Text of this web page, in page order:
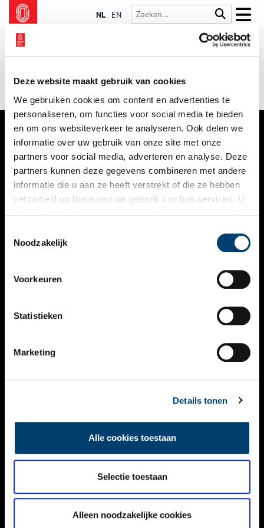
Deze website maakt gebruik van cookies
We gebruiken cookies om content en advertenties te
personaliseren, om functies voor social media te bieden
en om ons websiteverkeer te analyseren. Ook delen we
informatie over uw gebruik van onze site met onze
partners voor social media, adverteren en analyse. Deze
partners kunnen deze gegevens combineren met andere
informatie die u aan ze heeft verstrekt of die ze hebben
verzameld op basis van uw gebruik van hun services. U
Noodzakelijk
Voorkeuren
Statistieken
Marketing
Details tonen
Alle cookies toestaan
Selectie toestaan
Alleen noodzakelijke cookies
NL EN
VERHALEN
NIEUWS
KALENDER
ACTIVITEITEN
NIEUWSBRIEF
DISCLAIMER
TOEGANKELIJKHEID
Volg ONH op social media